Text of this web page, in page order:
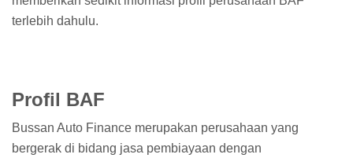
terlebih dahulu.
Profil BAF
Bussan Auto Finance merupakan perusahaan yang
bergerak di bidang jasa pembiayaan dengan